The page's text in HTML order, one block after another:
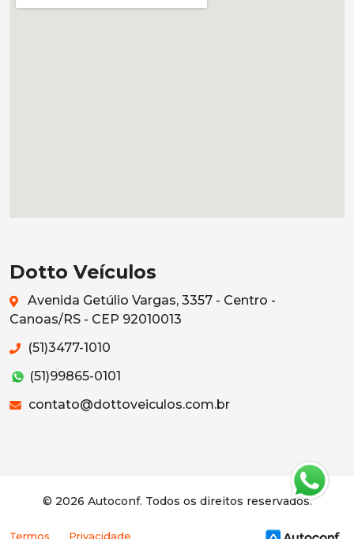
Dotto Veículos
Avenida Getúlio Vargas, 3357 - Centro -
Canoas/RS - CEP 92010013
(51)3477-1010
(51)99865-0101
contato@dottoveiculos.com.br
© 2026 Autoconf. Todos os direitos reservados.
Termos Privacidade